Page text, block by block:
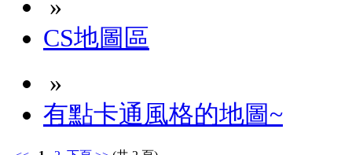
»
CS地圖區
»
有點卡通風格的地圖~